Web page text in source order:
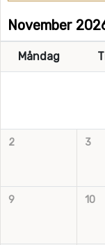
November
Måndag
2 3
9 10